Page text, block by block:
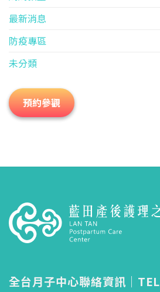
最新消息
防疫專區
未分類
預約參觀
全台月子中心聯絡資訊｜TEL